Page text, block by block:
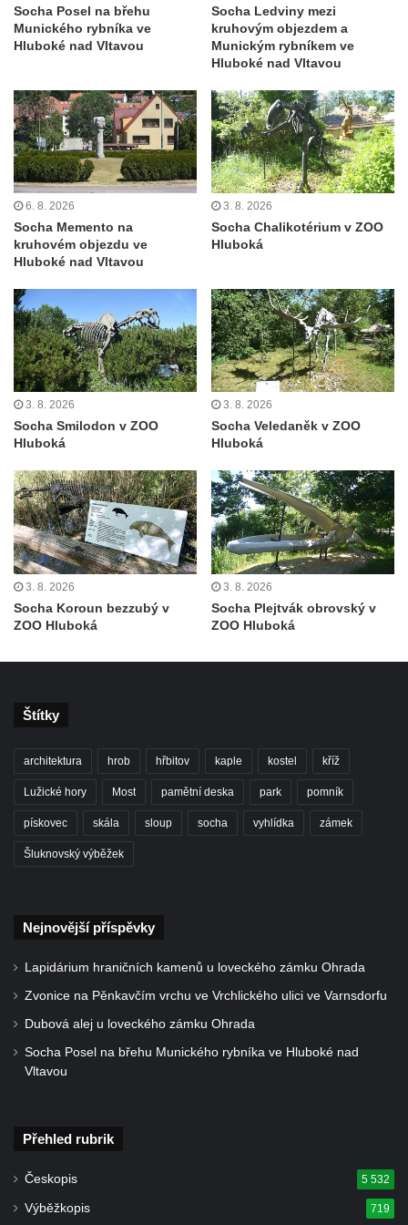
Socha Skupina jeřábů v Tierpark Chemnitz
Socha Panter v ZOO Leipzig
Socha Dívka s mušlí v ZOO Leipzig
Socha Tygr v ZOO Leipzig
Socha Atlet v ZOO Leipzig
Socha Marabu v ZOO Leipzig
Busta Karla Maxe Schneidera v ZOO
Leipzig
Socha Iásón v ZOO Leipzig
Socha Mladý slon v ZOO Leipzig
Socha Uprchlý otrok bojuje s divokým psem
v ZOO Dresden
Socha krokodýla v ZOO Dresden
Socha slona v ZOO Dresden
Socha Faun s medvíďaty v ZOO Dresden
Socha divokého prasete před vstupem do
ZOO Dresden
Socha světce severně od Lužce nad
Vltavou
Pamětní kámen revitalizace Vltavy Vraňany
– Hořín u Lužce nad Vltavou
Strom svobody a památník 100 let republiky
a 30. výročí listopadu 1989 v Hrobčicích
Socha svatého Antonína poustevníka v
Pamětní kámen vodního díla Josefův Důl
Socha svatého Floriána na domě čp. 3 v
Oparnu
Socha svaté Anny u domu čp. 3 v Oparnu
Lavička Václava Havla v Krásné Lípě
na Mezní Louce
Kamenný obelisk na vyhlídce u Pravčické
Socha Posel na břehu
Munického rybníka ve
Hluboké nad Vltavou
Socha Ledviny mezi
kruhovým objezdem a
Munickým rybníkem ve
Hluboké nad Vltavou
6. 8. 2026
Socha Memento na
kruhovém objezdu ve
Hluboké nad Vltavou
3. 8. 2026
Socha Chalikotérium v ZOO
Hluboká
3. 8. 2026
Socha Smilodon v ZOO
Hluboká
3. 8. 2026
Socha Veledaněk v ZOO
Hluboká
3. 8. 2026
Socha Koroun bezzubý v
ZOO Hluboká
3. 8. 2026
Socha Plejtvák obrovský v
ZOO Hluboká
Štítky
architektura hrob hřbitov kaple kostel kříž
Lužické hory Most pamětní deska park pomník
pískovec skála sloup socha vyhlídka zámek
Šluknovský výběžek
Nejnovější příspěvky
Lapidárium hraničních kamenů u loveckého zámku Ohrada
Zvonice na Pěnkavčím vrchu ve Vrchlického ulici ve Varnsdorfu
Dubová alej u loveckého zámku Ohrada
Socha Posel na břehu Munického rybníka ve Hluboké nad
Vltavou
Přehled rubrik
Českopis 5 532
Výběžkopis 719